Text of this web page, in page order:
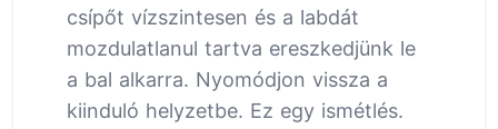
csípőt vízszintesen és a labdát
mozdulatlanul tartva ereszkedjünk le
a bal alkarra. Nyomódjon vissza a
kiinduló helyzetbe. Ez egy ismétlés.